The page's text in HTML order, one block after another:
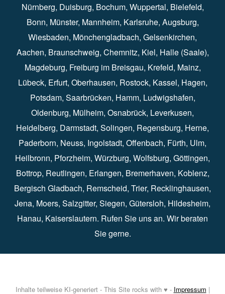
Nürnberg⁠, Duisburg⁠⁠, Bochum⁠, Wuppertal⁠⁠, Bielefeld⁠⁠,
Bonn⁠⁠, Münster⁠⁠, Mannheim⁠, Karlsruhe⁠, Augsburg⁠,
Wiesbaden⁠⁠, Mönchengladbach⁠, Gelsenkirchen⁠⁠,
Aachen⁠⁠, Braunschweig⁠, Chemnitz⁠⁠, Kiel⁠, Halle (Saale)⁠⁠,
Magdeburg⁠, Freiburg im Breisgau⁠⁠, Krefeld⁠⁠, Mainz⁠⁠,
Lübeck⁠, Erfurt⁠, Oberhausen⁠⁠, Rostock⁠⁠, Kassel⁠⁠, Hagen⁠,
Potsdam⁠, Saarbrücken⁠⁠, Hamm⁠, Ludwigshafen⁠,
Oldenburg⁠, Mülheim⁠, Osnabrück⁠⁠, Leverkusen⁠,
Heidelberg⁠, Darmstadt⁠⁠, Solingen⁠, Regensburg⁠, Herne⁠⁠,
Paderborn⁠, Neuss⁠, Ingolstadt⁠, Offenbach, Fürth⁠⁠, Ulm⁠⁠,
Heilbronn⁠, Pforzheim⁠, Würzburg⁠, Wolfsburg⁠⁠, Göttingen⁠,
Bottrop⁠, Reutlingen⁠, Erlangen⁠⁠, Bremerhaven⁠, Koblenz⁠,
Bergisch Gladbach⁠, Remscheid⁠⁠, Trier⁠⁠, Recklinghausen⁠,
Jena⁠⁠, Moers⁠⁠, Salzgitter⁠⁠, Siegen⁠⁠, Gütersloh⁠, Hildesheim⁠⁠,
Hanau⁠, Kaiserslautern⁠⁠. Rufen Sie uns an. Wir beraten
Sie gerne.
Inhalte teilweise KI-generiert - This Site rocks with ♥ - Impressum |